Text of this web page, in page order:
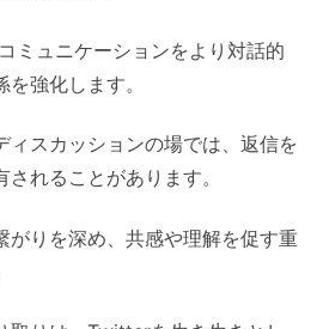
ミュニケーションをより対話的
強化します。
ィスカッションの場では、返信を
れることがあります。
がりを深め、共感や理解を促す重